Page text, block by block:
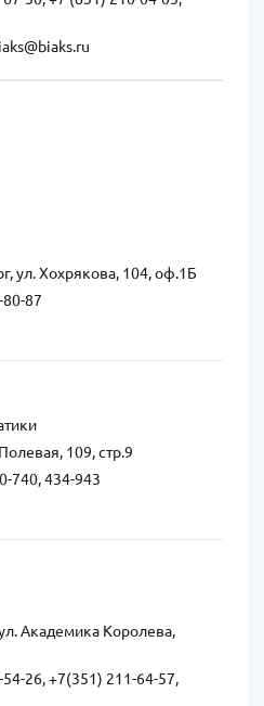
ул. Хохрякова, 104, оф.1Б
87
109, стр.9
740, 434-943
Академика Королева,
26, +7(351) 211-64-57,